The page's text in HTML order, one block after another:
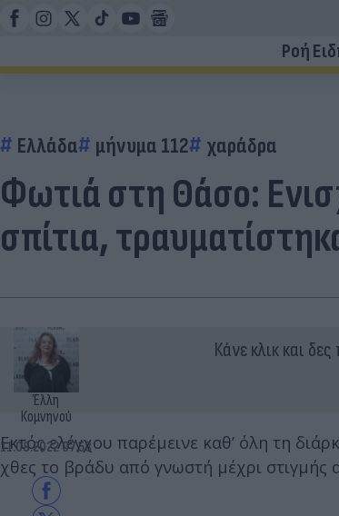
Ροή
Ελλάδα μήνυμα 112 χαράδρα
Φωτιά στη Θάσο:
σπίτια,
Έλλη
Κομνηνού
11.08.2022 07:58
Κάνε κλικ και
Εκτός ελέγχου παρέμεινε καθ’ όλη τη
χθες το βράδυ από γνωστή μέχρι στιγμής